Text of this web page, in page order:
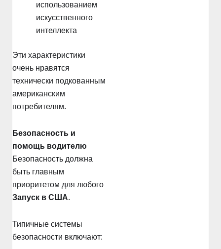
использованием
искусственного
интеллекта
Эти характеристики
очень нравятся
технически подкованным
американским
потребителям.
Безопасность и
помощь водителю
Безопасность должна
быть главным
приоритетом для любого
Запуск в США.
Типичные системы
безопасности включают: